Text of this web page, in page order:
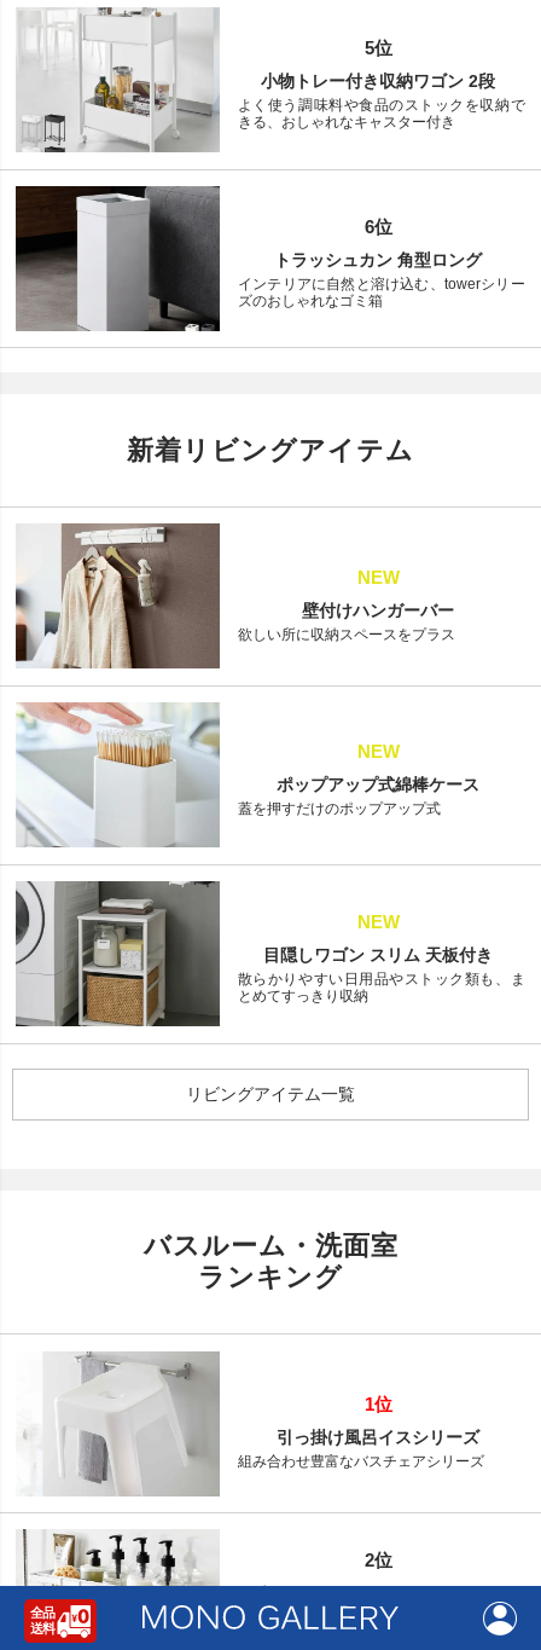
5位
小物トレー付き収納ワゴン 2段
よく使う調味料や食品のストックを収納で
きる、おしゃれなキャスター付き
6位
トラッシュカン 角型ロング
インテリアに自然と溶け込む、towerシリー
ズのおしゃれなゴミ箱
新着リビングアイテム
NEW
壁付けハンガーバー
欲しい所に収納スペースをプラス
NEW
ポップアップ式綿棒ケース
蓋を押すだけのポップアップ式
NEW
目隠しワゴン スリム 天板付き
散らかりやすい日用品やストック類も、ま
とめてすっきり収納
リビングアイテム一覧
バスルーム・洗面室
ランキング
1位
引っ掛け風呂イスシリーズ
組み合わせ豊富なバスチェアシリーズ
2位
ド
マグネットで壁面へ簡単に取り付けられる